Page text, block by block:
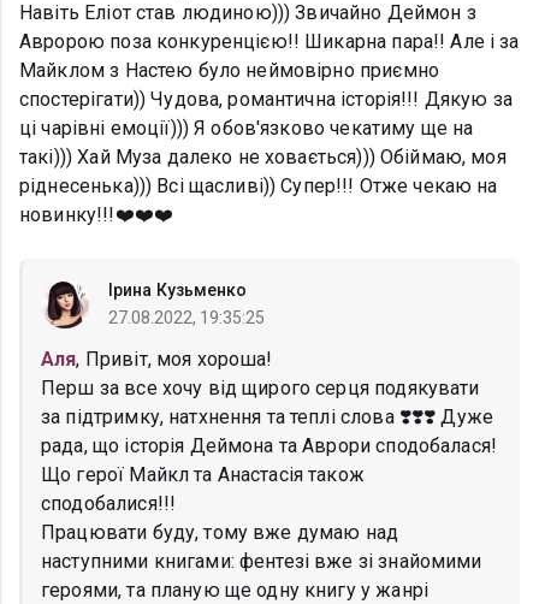
Навіть Еліот став людиною))) Звичайно Деймон з
Авророю поза конкуренцією!! Шикарна пара!! Але і за
Майклом з Настею було неймовірно приємно
спостерігати)) Чудова, романтична історія!!! Дякую за
ці чарівні емоції))) Я обов'язково чекатиму ще на
такі))) Хай Муза далеко не ховається))) Обіймаю, моя
ріднесенька))) Всі щасливі)) Супер!!! Отже чекаю на
новинку!!!❤️❤️❤️
Ірина Кузьменко
27.08.2022, 19:35:25
Аля, Привіт, моя хороша!
Перш за все хочу від щирого серця подякувати
за підтримку, натхнення та теплі слова ❣️❣️❣️ Дуже
рада, що історія Деймона та Аврори сподобалася!
Що герої Майкл та Анастасія також
сподобалися!!!
Працювати буду, тому вже думаю над
наступними книгами: фентезі вже зі знайомими
героями, та планую ще одну книгу у жанрі